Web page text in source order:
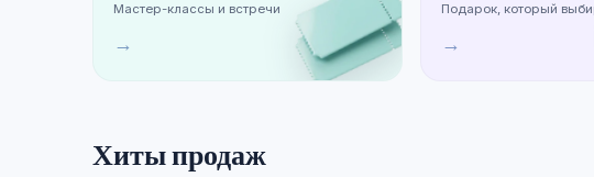
Мастер-классы и встречи
→
Подарок, который
→
Хиты продаж